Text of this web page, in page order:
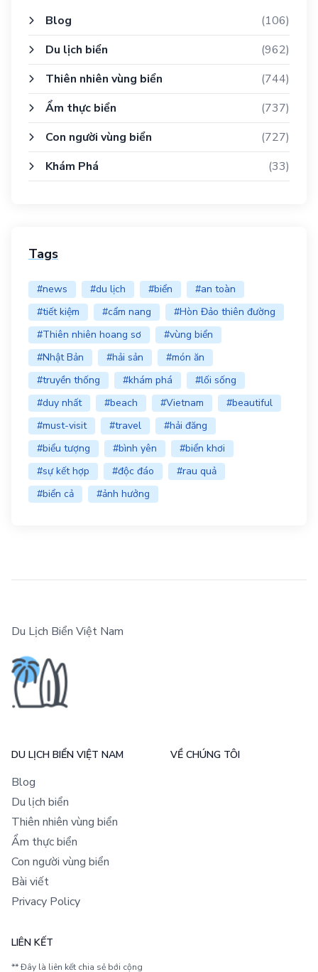
Blog
(106)
Du lịch biển
(962)
Thiên nhiên vùng biển
(744)
Ẩm thực biển
(737)
Con người vùng biển
(727)
Khám Phá
(33)
Tags
#news #du lịch #biển
#an toàn
#tiết kiệm
#cẩm nang
#Hòn Đảo thiên đường
#Thiên nhiên hoang sơ
#vùng biển
#Nhật Bản
#hải sản
#món ăn
#truyền thống
#khám phá
#lối sống
#duy nhất
#beach #Vietnam
#beautiful
#must-visit
#travel
#hải đăng
#biểu tượng
#bình yên
#biển khơi
#sự kết hợp
#độc đáo
#rau quả
#biển cả
#ảnh hưởng
Du Lịch Biển Việt Nam
DU LỊCH BIỂN VIỆT NAM
Blog
Du lịch biển
Thiên nhiên vùng biển
Ẩm thực biển
Con người vùng biển
Bài viết
Privacy Policy
VỀ CHÚNG TÔI
LIÊN KẾT
** Đây là liên kết chia sẻ bới cộng